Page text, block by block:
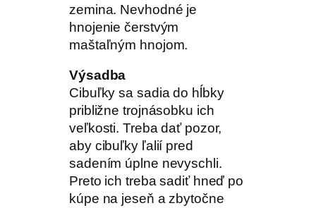
zemina. Nevhodné je
hnojenie čerstvým
maštaľným hnojom.
Výsadba
Cibuľky sa sadia do hĺbky
približne trojnásobku ich
veľkosti. Treba dať pozor,
aby cibuľky ľalií pred
sadením úplne nevyschli.
Preto ich treba sadiť hneď po
kúpe na jeseň a zbytočne